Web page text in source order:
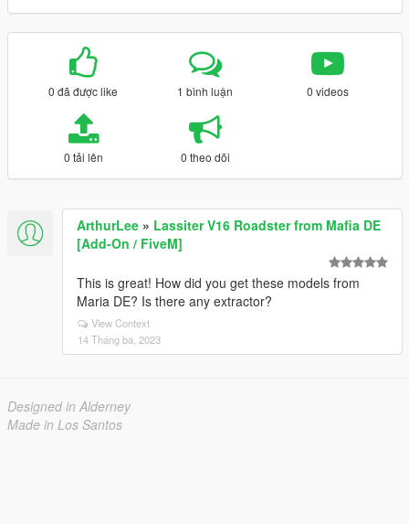
0 đã được like 1 bình luận 0 videos
0 tải lên 0 theo dõi
ArthurLee » Lassiter V16 Roadster from Mafia DE
[Add-On / FiveM]
This is great! How did you get these models from
Maria DE? Is there any extractor?
View Context
14 Tháng ba, 2023
Designed in Alderney
Made in Los Santos